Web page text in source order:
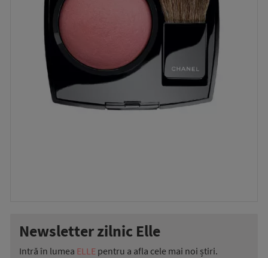
Newsletter zilnic Elle
Intră în lumea ELLE pentru a afla cele mai noi știri.